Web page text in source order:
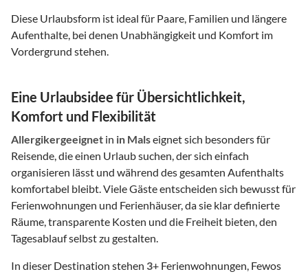
Diese Urlaubsform ist ideal für Paare, Familien und längere
Aufenthalte, bei denen Unabhängigkeit und Komfort im
Vordergrund stehen.
Eine Urlaubsidee für Übersichtlichkeit,
Komfort und Flexibilität
Allergikergeeignet in in Malseignet sich besonders für
Reisende, die einen Urlaub suchen, der sich einfach
organisieren lässt und während des gesamten Aufenthalts
komfortabel bleibt. Viele Gäste entscheiden sich bewusst für
Ferienwohnungen und Ferienhäuser, da sie klar definierte
Räume, transparente Kosten und die Freiheit bieten, den
Tagesablauf selbst zu gestalten.
In dieser Destination stehen 3+ Ferienwohnungen, Fewos